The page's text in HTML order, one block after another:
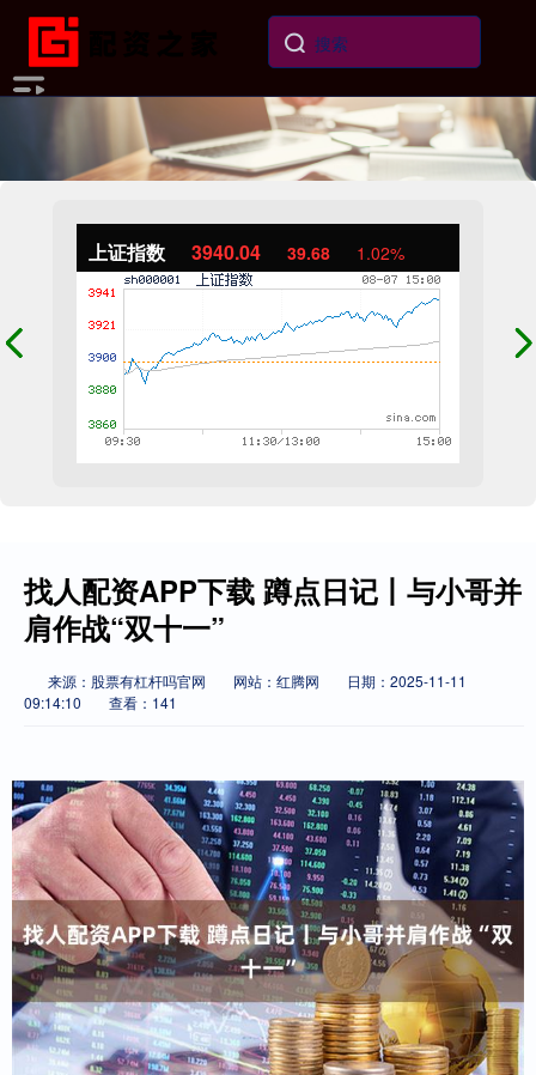
上证指数 3940.04 39.68 1.02%
找人配资APP下载 蹲点日记丨与小哥并
肩作战“双十一”
来源：股票有杠杆吗官网 网站：红腾网
日期：2025-11-11
09:14:10
查看：141